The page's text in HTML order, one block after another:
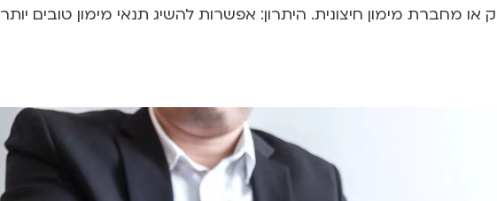
מחברת מימון חיצונית. היתרון: אפשרות להשיג תנאי מימון טובים יותר